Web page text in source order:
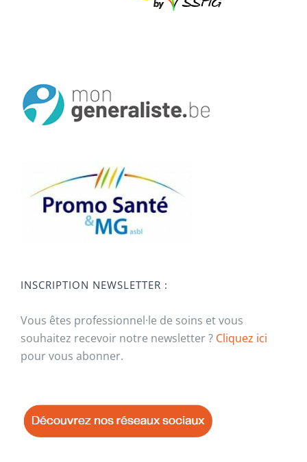
INSCRIPTION NEWSLETTER :
Vous êtes professionnel·le de soins et vous
souhaitez recevoir notre newsletter ? Cliquez ici
pour vous abonner.